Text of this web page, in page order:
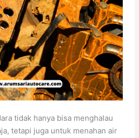
tidak hanya bisa menghalau
tetapi juga untuk menahan air